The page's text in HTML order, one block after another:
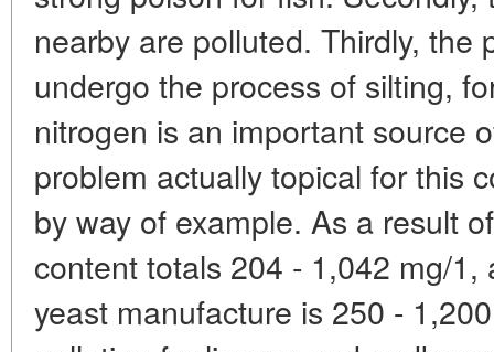
nearby are polluted. Thirdly, the
undergo the process of silting,
nitrogen is an important source
problem actually topical for this
by way of example. As a result
content totals 204 - 1,042 mg/
yeast manufacture is 250 -